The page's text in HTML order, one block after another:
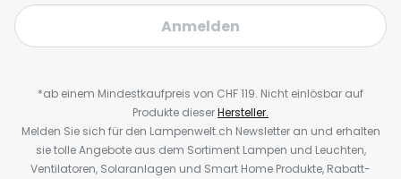
Anmelden
*ab einem Mindestkaufpreis von CHF 119. Nicht einlösbar auf
Produkte dieserHersteller.
Melden Sie sich für den Lampenwelt.ch Newsletter an und erhalten
sie tolle Angebote aus dem Sortiment Lampen und Leuchten,
Ventilatoren, Solaranlagen und Smart Home Produkte, Rabatt-